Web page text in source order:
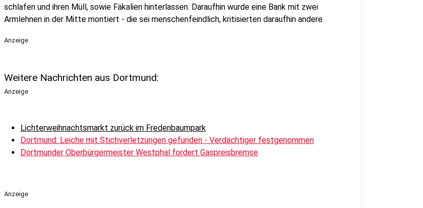
schlafen und ihren Müll, sowie Fäkalien hinterlassen. Daraufhin wurde eine Bank mit zwei
Armlehnen in der Mitte montiert - die sei menschenfeindlich, kritisierten daraufhin andere.
Anzeige
Weitere Nachrichten aus Dortmund:
Anzeige
Lichterweihnachtsmarkt zurück im Fredenbaumpark
Dortmund: Leiche mit Stichverletzungen gefunden - Verdächtiger festgenommen
Dortmunder Oberbürgermeister Westphal fordert Gaspreisbremse
Anzeige